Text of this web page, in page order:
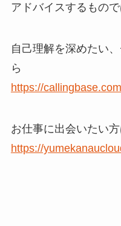
アドバイスするもので
自己理解を深めたい
ら
https://
お仕事に出会いたい
https://